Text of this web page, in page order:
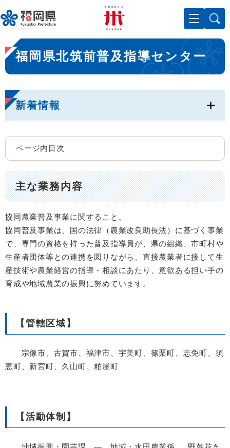
ー
ジ
先
頭
で
。
メニューを飛ばして本文へ
本
文
福岡県北筑前普及指導センター
新着情報
ページ内目次
主な業務内容
協同農業普及事業に関すること。
協同普及事業は、国の法律（農業改良助長法）に基づく事業
で、専門の資格を持った普及指導員が、県の組織、市町村や
生産者団体等との連携を図りながら、直接農業者に接して生
産技術や農業経営の指導・相談にあたり、意欲ある担い手の
育成や地域農業の振興に努めています。
【管轄区域】
宗像市、古賀市、福津市、宇美町、篠栗町、志免町、須
恵町、新宮町、久山町、粕屋町
【活動体制】